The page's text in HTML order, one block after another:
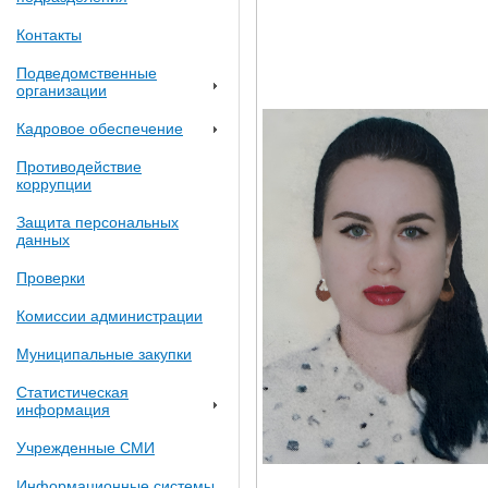
Контакты
Подведомственные
организации
Кадровое обеспечение
Противодействие
коррупции
Защита персональных
данных
Проверки
Комиссии администрации
Муниципальные закупки
Статистическая
информация
Учрежденные СМИ